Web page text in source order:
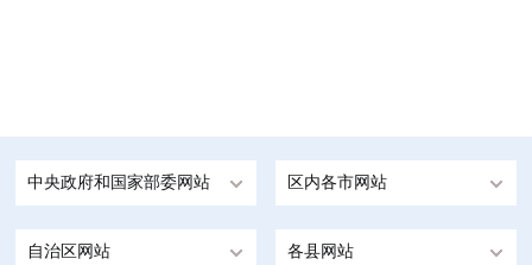
中央政府和国家部委网站 区内各市网站
自治区网站 各县网站